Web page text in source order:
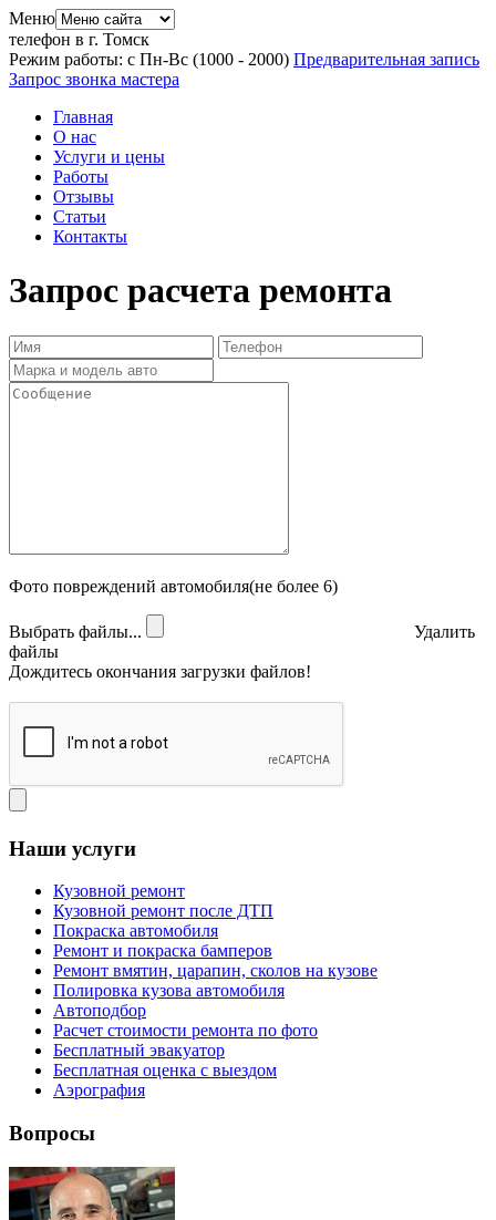
Меню
телефон в г. Томск
Режим работы: с Пн-Вс (1000 - 2000) Предварительная запись
Запрос звонка мастера
Главная
О нас
Услуги и цены
Работы
Отзывы
Статьи
Контакты
Запрос расчета ремонта
Фото повреждений автомобиля(не более 6)
Выбрать файлы...
Удалить
файлы
Дождитесь окончания загрузки файлов!
Наши услуги
Кузовной ремонт
Кузовной ремонт после ДТП
Покраска автомобиля
Ремонт и покраска бамперов
Ремонт вмятин, царапин, сколов на кузове
Полировка кузова автомобиля
Автоподбор
Расчет стоимости ремонта по фото
Бесплатный эвакуатор
Бесплатная оценка с выездом
Аэрография
Вопросы